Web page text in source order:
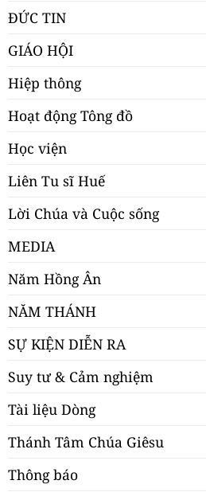
ĐỨC TIN
GIÁO HỘI
Hiệp thông
Hoạt động Tông đồ
Học viện
Liên Tu sĩ Huế
Lời Chúa và Cuộc sống
MEDIA
Năm Hồng Ân
NĂM THÁNH
SỰ KIỆN DIỄN RA
Suy tư & Cảm nghiệm
Tài liệu Dòng
Thánh Tâm Chúa Giêsu
Thông báo